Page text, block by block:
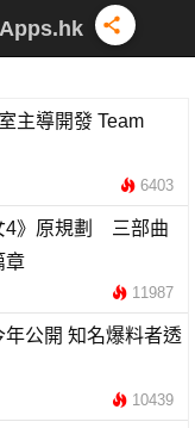
主導開發 Team
6403
4》原規劃 三部曲
章
11987
年公開 知名爆料者透
10439